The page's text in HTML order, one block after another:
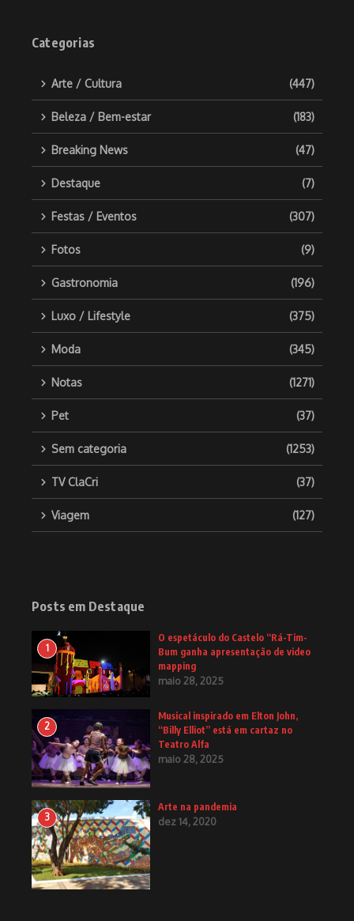
Categorias
Arte / Cultura (447)
Beleza / Bem-estar (183)
Breaking News (47)
Destaque (7)
Festas / Eventos (307)
Fotos (9)
Gastronomia (196)
Luxo / Lifestyle (375)
Moda (345)
Notas (1271)
Pet (37)
Sem categoria (1253)
TV ClaCri (37)
Viagem (127)
Posts em Destaque
1
O espetáculo do Castelo “Rá-Tim-
Bum ganha apresentação de video
mapping
maio 28, 2025
2
Musical inspirado em Elton John,
“Billy Elliot” está em cartaz no
Teatro Alfa
maio 28, 2025
3
Arte na pandemia
dez 14, 2020